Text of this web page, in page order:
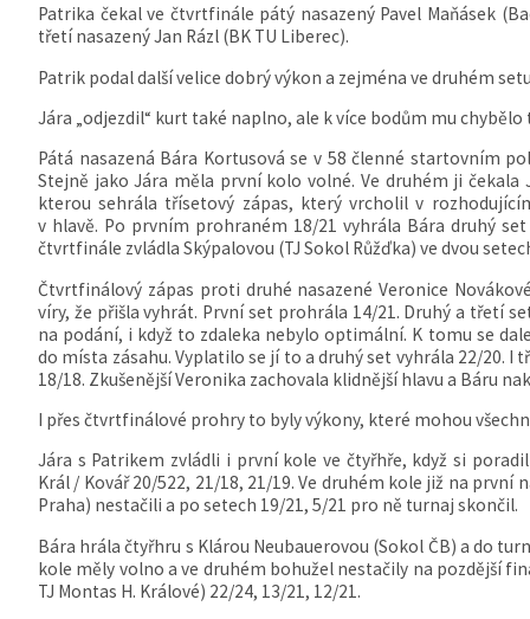
Patrika čekal ve čtvrtfinále pátý nasazený Pavel Maňásek
třetí nasazený Jan Rázl (BK TU Liberec).
Patrik podal další velice dobrý výkon a zejména ve druhém
Jára „odjezdil“ kurt také naplno, ale k více bodům mu
Pátá nasazená Bára Kortusová se v 58 členné startovním
Stejně jako Jára měla první kolo volné. Ve druhém ji čekala
kterou sehrála třísetový zápas, který vrcholil v
v hlavě. Po prvním prohraném 18/21 vyhrála Bára druhý
čtvrtfinále zvládla Skýpalovou (TJ Sokol Růžďka) ve dvou
Čtvrtfinálový zápas proti druhé nasazené Veronice
víry, že přišla vyhrát. První set prohrála 14/21. Druhý a třetí
na podání, i když to zdaleka nebylo optimální. K tomu se
do místa zásahu. Vyplatilo se jí to a druhý set vyhrála 22/20. I
18/18. Zkušenější Veronika zachovala klidnější hlavu a Báru
I přes čtvrtfinálové prohry to byly výkony, které mohou
Jára s Patrikem zvládli i první kole ve čtyřhře, když si
Král / Kovář 20/522, 21/18, 21/19. Ve druhém kole již na první
Praha) nestačili a po setech 19/21, 5/21 pro ně turnaj skončil.
Bára hrála čtyřhru s Klárou Neubauerovou (Sokol ČB) a do
kole měly volno a ve druhém bohužel nestačily na pozdější
TJ Montas H. Králové) 22/24, 13/21, 12/21.